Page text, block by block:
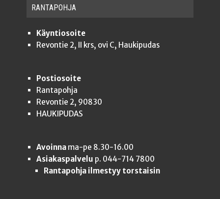
RAN­TA­POH­JA
Käyntiosoite
Revontie 2, II krs, ovi C, Haukipudas
Postiosoite
Rantapohja
Revontie 2, 90830
HAUKIPUDAS
Avoinnama-pe 8.30-16.00
Asiakaspalvelu p. 044-714 7800
Rantapohja ilmestyy torstaisin